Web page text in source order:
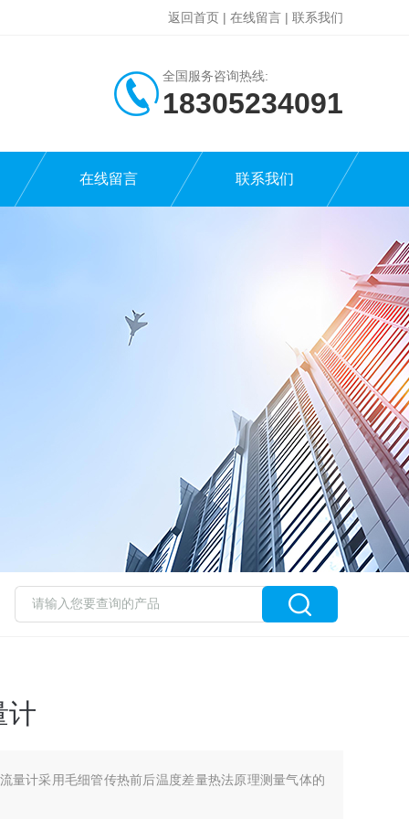
返回首页 | 在线留言 | 联系我们
全国服务咨询热线:
18305234091
在线留言 联系我们
计
量计采用毛细管传热前后温度差量热法原理测量气体的